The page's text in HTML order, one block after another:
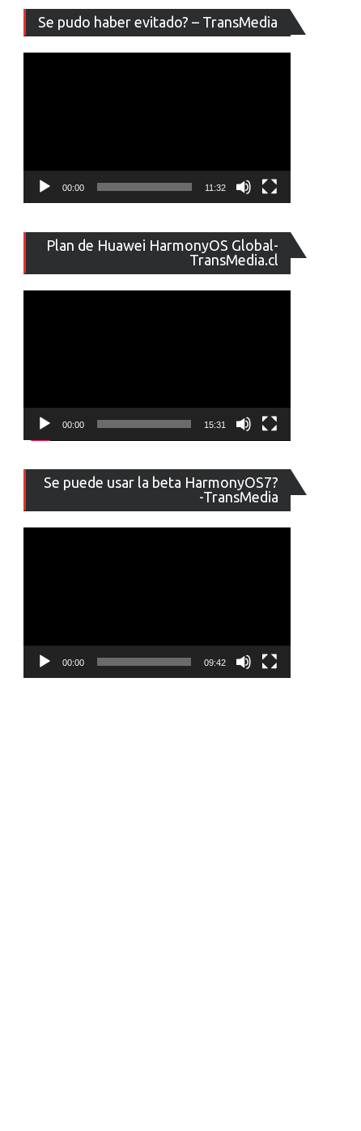
Se pudo haber evitado? – TransMedia
de
vídeo
00:00 11:32
Plan de Huawei HarmonyOS Global-
TransMedia.cl
de
vídeo
00:00 15:31
Se puede usar la beta HarmonyOS7?
-TransMedia
de
vídeo
00:00 09:42